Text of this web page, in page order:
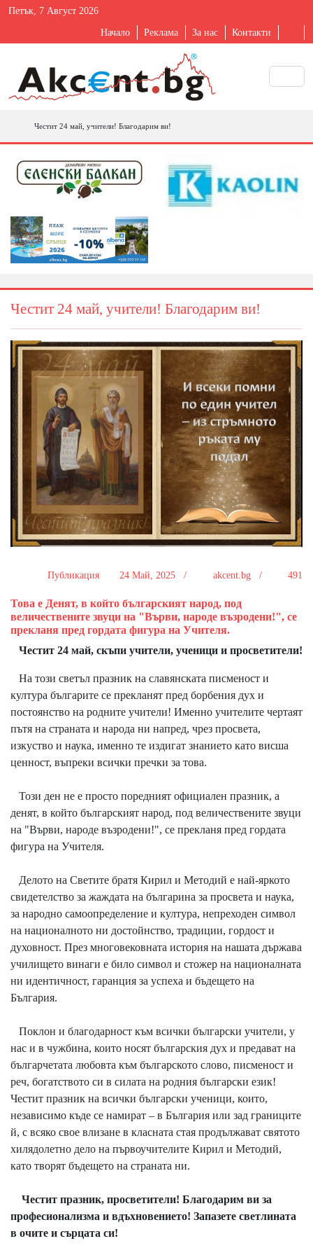
Петък, 7 Август 2026
Начало Реклама За нас Контакти
Честит 24 май, учители! Благодарим ви!
Честит 24 май, учители! Благодарим ви!
Публикация 24 Май, 2025 / akcent.bg / 491
Това е Денят, в който българският народ, под
величествените звуци на "Върви, народе възродени!", се
прекланя пред гордата фигура на Учителя.
Честит 24 май, скъпи учители, ученици и просветители!
На този светъл празник на славянската писменост и
култура българите се прекланят пред борбения дух и
постоянство на родните учители! Именно учителите чертаят
пътя на страната и народа ни напред, чрез просвета,
изкуство и наука, именно те издигат знанието като висша
ценност, въпреки всички пречки за това.
Този ден не е просто поредният официален празник, а
денят, в който българският народ, под величествените звуци
на "Върви, народе възродени!", се прекланя пред гордата
фигура на Учителя.
Делото на Светите братя Кирил и Методий е най-яркото
свидетелство за жаждата на българина за просвета и наука,
за народно самоопределение и култура, непреходен символ
на националното ни достойнство, традиции, гордост и
духовност. През многовековната история на нашата държава
училището винаги е било символ и стожер на националната
ни идентичност, гаранция за успеха и бъдещето на
България.
Поклон и благодарност към всички български учители, у
нас и в чужбина, които носят българския дух и предават на
българчетата любовта към българското слово, писменост и
реч, богатството си в силата на родния български език!
Честит празник на всички български ученици, които,
независимо къде се намират – в България или зад границите
й, с всяко свое влизане в класната стая продължават святото
хилядолетно дело на първоучителите Кирил и Методий,
като творят бъдещето на страната ни.
Честит празник, просветители! Благодарим ви за
професионализма и вдъхновението! Запазете светлината
в очите и сърцата си!